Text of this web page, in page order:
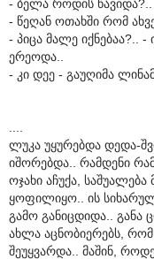
- ბელა როდის
- წეღან ოთახში რომ
- პიცა მალე იქნებაა?..
ერეოდა..
- კი დეე - გაუღიმა ლინამ
ლუკა უყურებდა დედა-
იშორებდა.. რამდენი
ოჯახი აჩუქა,
ყოფილიყო.. ის
გამო განიცდიდა.. განა
ახლა აცნობიერებს, რომ
შეუყვარდა.. მაშინ,